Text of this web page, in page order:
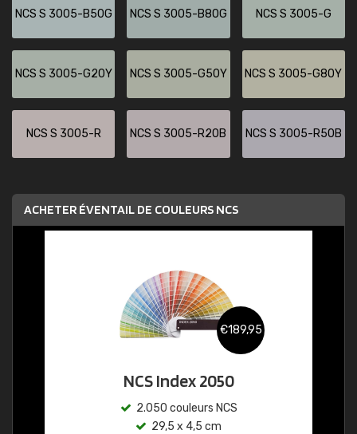
NCS S 3005-B50G NCS S 3005-B80G NCS S 3005-G
NCS S 3005-G20Y NCS S 3005-G50Y NCS S 3005-G80Y
NCS S 3005-R NCS S 3005-R20B NCS S 3005-R50B
ACHETER ÉVENTAIL DE COULEURS NCS
€189,95
NCS Index 2050
2.050 couleurs NCS
29,5 x 4,5 cm